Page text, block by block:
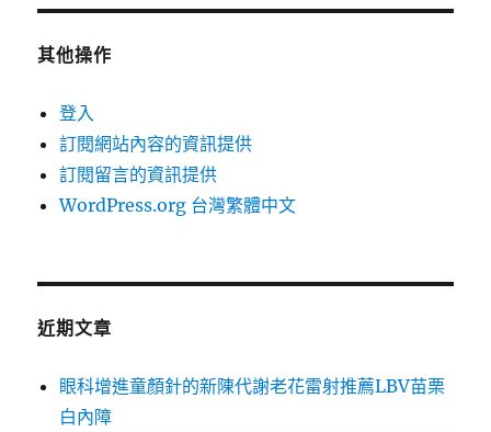
其他操作
登入
訂閱網站內容的資訊提供
訂閱留言的資訊提供
WordPress.org 台灣繁體中文
近期文章
眼科增進童顏針的新陳代謝老花雷射推薦LBV苗栗
白內障